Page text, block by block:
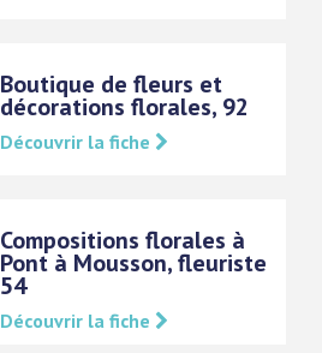
Boutique de fleurs et
décorations florales, 92
Découvrir la fiche
Compositions florales à
Pont à Mousson, fleuriste
54
Découvrir la fiche